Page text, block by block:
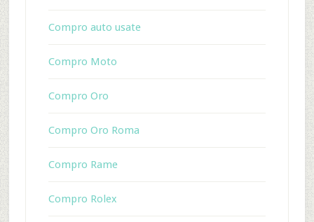
Compro auto usate
Compro Moto
Compro Oro
Compro Oro Roma
Compro Rame
Compro Rolex